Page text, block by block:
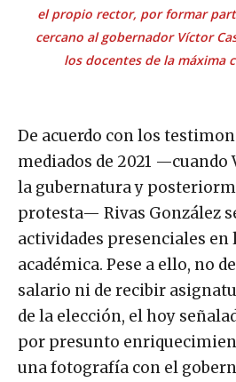
el propio rector, por formar
cercano al gobernador Víctor
los docentes de la máxima
De acuerdo con los
mediados de 2021 —cuando
la gubernatura y
protesta— Rivas González
actividades presenciales
académica. Pese a ello, no
salario ni de recibir
de la elección, el hoy
por presunto
una fotografía con el